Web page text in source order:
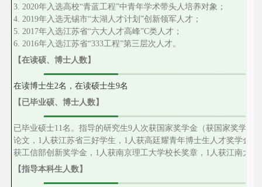
3. 2020年入选高校“青蓝工程”中青年学术带头人培养对象；
4. 2019年入选无锡市“太湖人才计划 ”创新领军人才；
5. 2017年入选江苏省“六大人才高峰”C类人才；
6. 2016年入选江苏省“333工程”第三层次人才。
【在读硕、博士人数】
在读博士生2名，在读硕士生9名
【已毕业硕、博士人数】
已毕业硕士11名。 指导的研究生9 人次获国家奖学金（获国家奖学金
论文， 1 人获江苏省三好学生， 1 人获高廷耀青年博士生人才奖学金，
获工信部创新奖学金， 1 人获南京理工大学校长奖章， 1 人获江南大
【指导本科生人数】